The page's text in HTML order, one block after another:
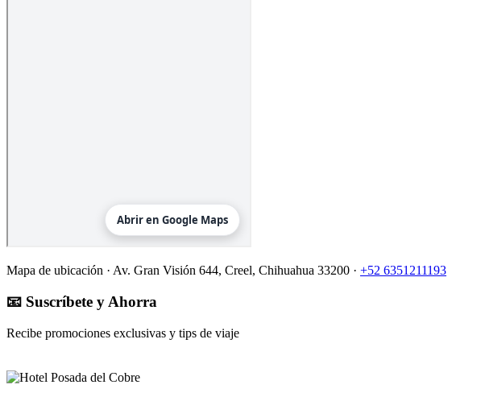
Mapa de ubicación · Av. Gran Visión 644, Creel, Chihuahua 33200 · +52 6351211193
📧 Suscríbete y Ahorra
Recibe promociones exclusivas y tips de viaje